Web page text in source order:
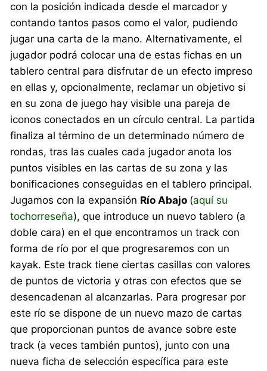
con la posición indicada desde el marcador y
contando tantos pasos como el valor, pudiendo
jugar una carta de la mano. Alternativamente, el
jugador podrá colocar una de estas fichas en un
tablero central para disfrutar de un efecto impreso
en ellas y, opcionalmente, reclamar un objetivo si
en su zona de juego hay visible una pareja de
iconos conectados en un círculo central. La partida
finaliza al término de un determinado número de
rondas, tras las cuales cada jugador anota los
puntos visibles en las cartas de su zona y las
bonificaciones conseguidas en el tablero principal.
Jugamos con la expansión Río Abajo (aquí su
tochorreseña), que introduce un nuevo tablero (a
doble cara) en el que encontramos un track con
forma de río por el que progresaremos con un
kayak. Este track tiene ciertas casillas con valores
de puntos de victoria y otras con efectos que se
desencadenan al alcanzarlas. Para progresar por
este río se dispone de un nuevo mazo de cartas
que proporcionan puntos de avance sobre este
track (a veces también puntos), junto con una
nueva ficha de selección específica para este